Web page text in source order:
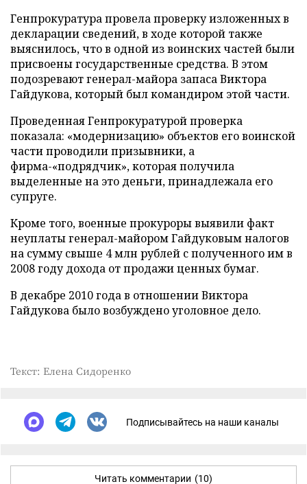
Генпрокуратура провела проверку изложенных в
декларации сведений, в ходе которой также
выяснилось, что в одной из воинских частей были
присвоены государственные средства. В этом
подозревают генерал-майора запаса Виктора
Гайдукова, который был командиром этой части.
Проведенная Генпрокуратурой проверка
показала: «модернизацию» объектов его воинской
части проводили призывники, а
фирма-«подрядчик», которая получила
выделенные на это деньги, принадлежала его
супруге.
Кроме того, военные прокуроры выявили факт
неуплаты генерал-майором Гайдуковым налогов
на сумму свыше 4 млн рублей с полученного им в
2008 году дохода от продажи ценных бумаг.
В декабре 2010 года в отношении Виктора
Гайдукова было возбуждено уголовное дело.
Текст: Елена Сидоренко
Подписывайтесь на наши каналы
Читать комментарии (10)